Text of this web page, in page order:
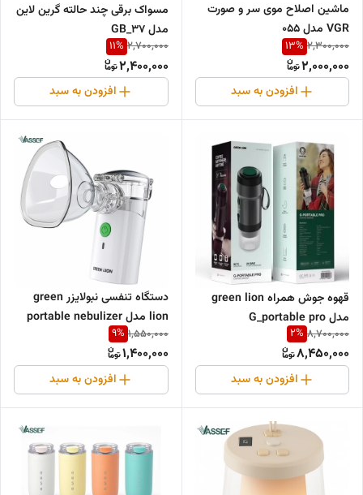
ماشین اصلاح موی سر و صورت
VGR مدل 055
2,300,000
13%
2,000,000
افزودن به سبد
مسواک برقی چند حالته گرین لاین
مدل GB_37
2,700,000
11%
2,400,000
افزودن به سبد
قهوه جوش همراه green lion
مدل G_portable pro
8,700,000
2%
8,450,000
افزودن به سبد
دستگاه تنفسی نبولایزر green
lion مدل portable nebulizer
1,550,000
9%
1,400,000
افزودن به سبد